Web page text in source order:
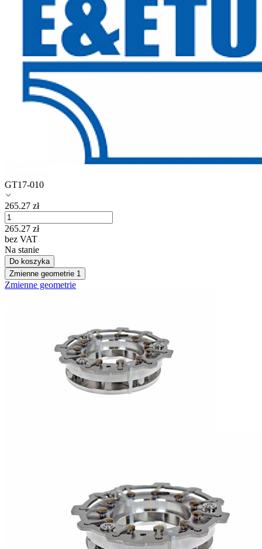
GT17-010
265.27 zł
265.27 zł
bez VAT
Na stanie
Do koszyka
Zmienne geometrie 1
Zmienne geometrie